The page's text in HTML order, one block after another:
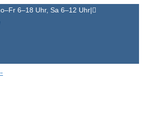
6–18 Uhr, Sa 6–12 Uhr|